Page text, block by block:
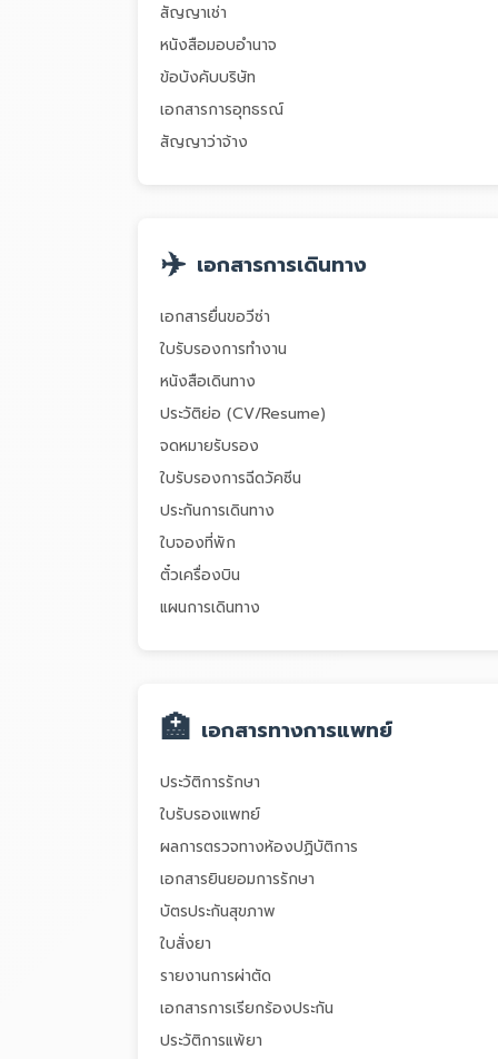
สัญญาเช่า
หนังสือมอบอำนาจ
ข้อบังคับบริษัท
เอกสารการอุทธรณ์
สัญญาว่าจ้าง
✈️ เอกสารการเดินทาง
เอกสารยื่นขอวีซ่า
ใบรับรองการทำงาน
หนังสือเดินทาง
ประวัติย่อ (CV/Resume)
จดหมายรับรอง
ใบรับรองการฉีดวัคซีน
ประกันการเดินทาง
ใบจองที่พัก
ตั๋วเครื่องบิน
แผนการเดินทาง
🏥 เอกสารทางการแพทย์
ประวัติการรักษา
ใบรับรองแพทย์
ผลการตรวจทางห้องปฏิบัติการ
เอกสารยินยอมการรักษา
บัตรประกันสุขภาพ
ใบสั่งยา
รายงานการผ่าตัด
เอกสารการเรียกร้องประกัน
ประวัติการแพ้ยา